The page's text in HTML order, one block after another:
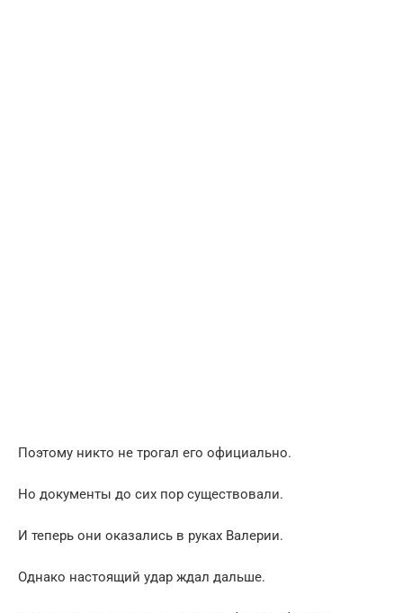
Поэтому никто не трогал его официально.
Но документы до сих пор существовали.
И теперь они оказались в руках Валерии.
Однако настоящий удар ждал дальше.